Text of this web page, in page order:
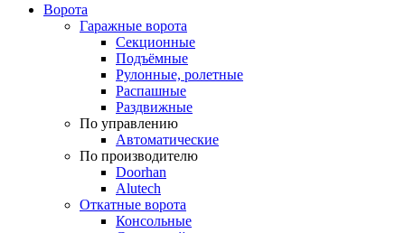
Ворота
Гаражные ворота
Секционные
Подъёмные
Рулонные, ролетные
Распашные
Раздвижные
По управлению
Автоматические
По производителю
Doorhan
Alutech
Откатные ворота
Консольные